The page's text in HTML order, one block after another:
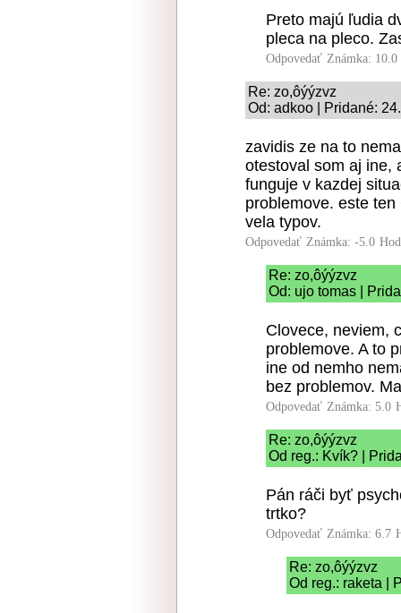
Preto majú ľudia
pleca na pleco.
Odpovedať Známka: 10.0
Re: zo,ôýýzvz
Od: adkoo | Pridané:
zavidis ze na to
otestoval som aj ine,
funguje v kazdej
problemove. este
vela typov.
Odpovedať Známka: -5.0
Re: zo,ôýýzvz
Od: ujo tomas |
Clovece, neviem,
problemove. A to
ine od nemho
bez problemov.
Odpovedať Známka: 5.0
Re: zo,ôýýzvz
Od reg.: Kvík? |
Pán ráči byť
trtko?
Odpovedať Známka: 6.7
Re: zo,ôýýzvz
Od reg.: raketa |